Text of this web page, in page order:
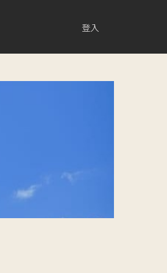
登入